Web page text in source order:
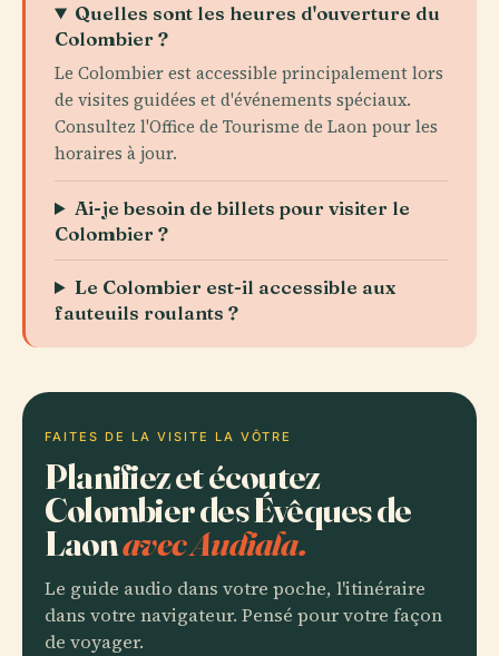
Quelles sont les heures d'ouverture du
Colombier ?
Le Colombier est accessible principalement lors
de visites guidées et d'événements spéciaux.
Consultez l'Office de Tourisme de Laon pour les
horaires à jour.
Ai-je besoin de billets pour visiter le
Colombier ?
Le Colombier est-il accessible aux
fauteuils roulants ?
FAITES DE LA VISITE LA VÔTRE
Planifiez et écoutez
Colombier des Évêques de
Laonavec Audiala.
Le guide audio dans votre poche, l'itinéraire
dans votre navigateur. Pensé pour votre façon
de voyager.